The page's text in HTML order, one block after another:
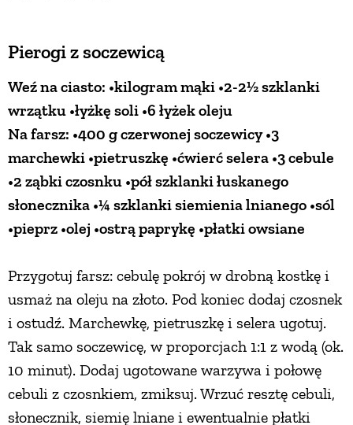
Pierogi z soczewicą
Weź na ciasto: •kilogram mąki •2-2½ szklanki
wrzątku •łyżkę soli •6 łyżek oleju
Na farsz: •400 g czerwonej soczewicy •3
marchewki •pietruszkę •ćwierć selera •3 cebule
•2 ząbki czosnku •pół szklanki łuskanego
słonecznika •¼ szklanki siemienia lnianego •sól
•pieprz •olej •ostrą paprykę •płatki owsiane
Przygotuj farsz: cebulę pokrój w drobną kostkę i
usmaż na oleju na złoto. Pod koniec dodaj czosnek
i ostudź. Marchewkę, pietruszkę i selera ugotuj.
Tak samo soczewicę, w proporcjach 1:1 z wodą (ok.
10 minut). Dodaj ugotowane warzywa i połowę
cebuli z czosnkiem, zmiksuj. Wrzuć resztę cebuli,
słonecznik, siemię lniane i ewentualnie płatki